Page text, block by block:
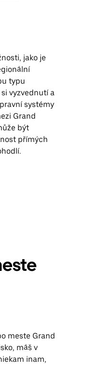
jako je
typu
vyzvednutí a
systémy
Grand
být
přímých
meste Grand
máš v
inam,